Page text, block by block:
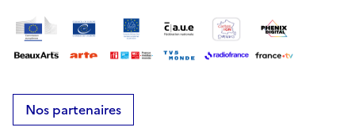
Nos partenaires